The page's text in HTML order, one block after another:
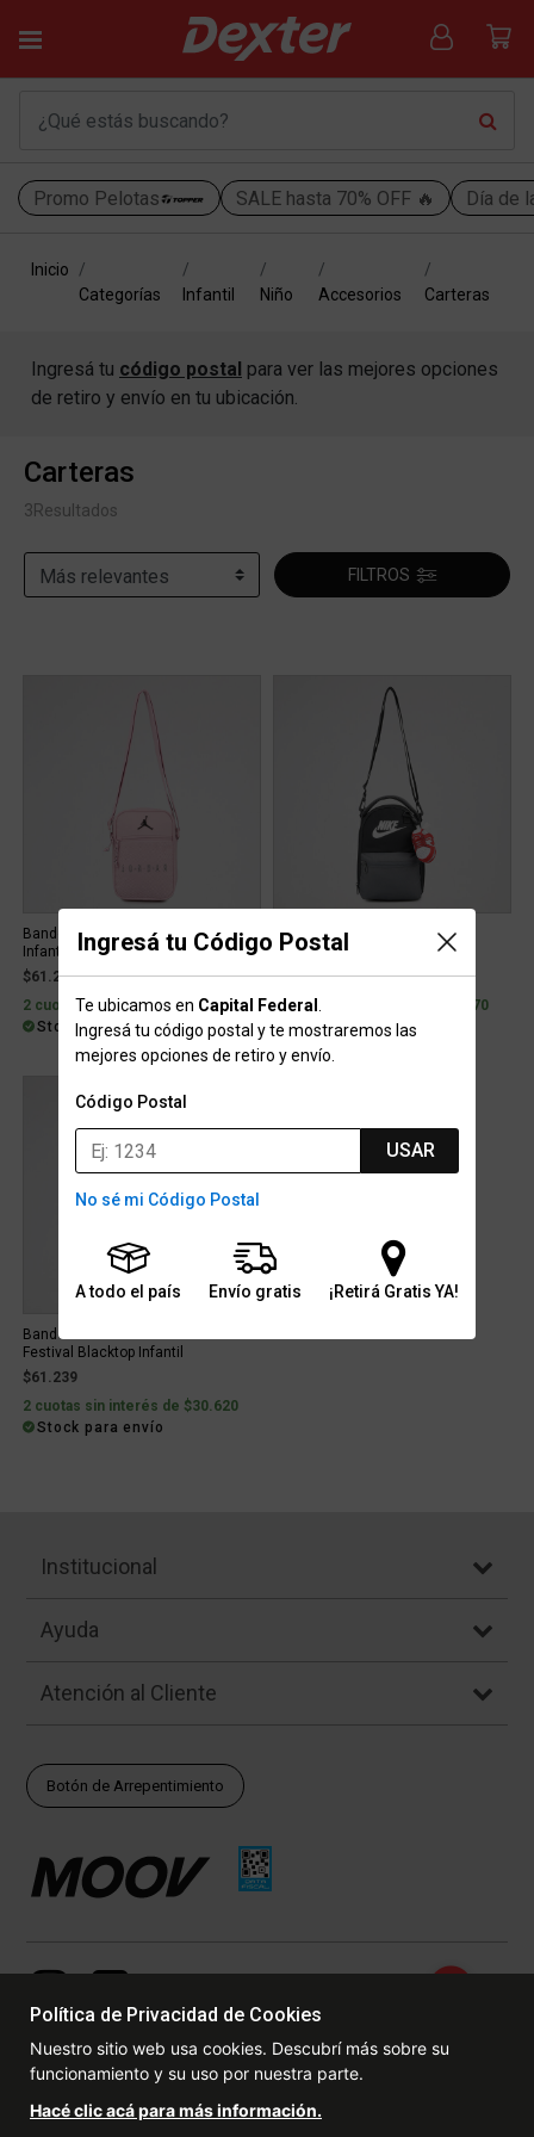
Promo Pelotas SALE hasta 70% OFF 🔥 Día de
Ingresá tu Código Postal
Te ubicamos en Capital Federal
Ingresá tu código postal y te mostraremos las
mejores opciones de retiro y envío.
Código Postal
USAR
No sé mi Código Postal
A todo el país Envío gratis ¡Retirá Gratis YA!
Inicio
Categorías
Infantil Niño Accesorios Carteras
Ingresá tu código postal para ver las mejores opciones
de retiro y envío en tu ubicación.
Carteras
3Resultados
FILTROS
Bandolera Jordan Festival Blacktop
Infantil
$61.239
2 cuotas sin interés de $30.620
Stock para envío
Cartera Nike Bandolera Lunch
Infantil 4 L
$56.139
2 cuotas sin interés de $28.070
Stock para envío
Bandolera con cierre Jordan
Festival Blacktop Infantil
$61.239
2 cuotas sin interés de $30.620
Stock para envío
Institucional
Ayuda
Atención al Cliente
Botón de Arrepentimiento
© Copyright - 2017 - 2026 www.dexter.com.ar, TODOS LOS
DERECHOS RESERVADOS. Las fotos contenidas en este site, el
Política de Privacidad de Cookies
Nuestro sitio web usa cookies. Descubrí más sobre su
funcionamiento y su uso por nuestra parte.
Hacé clic acá para más información.